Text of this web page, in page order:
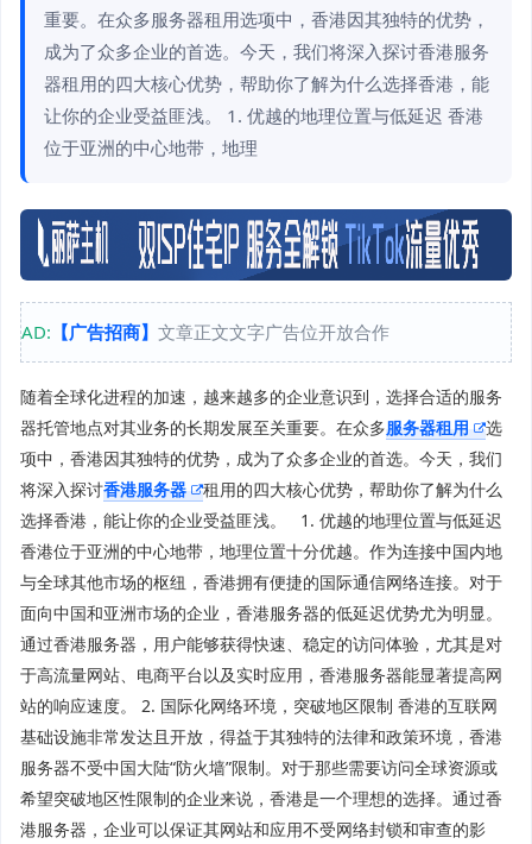
重要。在众多服务器租用选项中，香港因其独特的优势，
成为了众多企业的首选。今天，我们将深入探讨香港服务
器租用的四大核心优势，帮助你了解为什么选择香港，能
让你的企业受益匪浅。 1. 优越的地理位置与低延迟 香港
位于亚洲的中心地带，地理
AD: 【广告招商】 文章正文文字广告位开放合作
随着全球化进程的加速，越来越多的企业意识到，选择合适的服务
器托管地点对其业务的长期发展至关重要。在众多服务器租用
选
项中，香港因其独特的优势，成为了众多企业的首选。今天，我们
将深入探讨香港服务器
租用的四大核心优势，帮助你了解为什么
选择香港，能让你的企业受益匪浅。 1. 优越的地理位置与低延迟
香港位于亚洲的中心地带，地理位置十分优越。作为连接中国内地
与全球其他市场的枢纽，香港拥有便捷的国际通信网络连接。对于
面向中国和亚洲市场的企业，香港服务器的低延迟优势尤为明显。
通过香港服务器，用户能够获得快速、稳定的访问体验，尤其是对
于高流量网站、电商平台以及实时应用，香港服务器能显著提高网
站的响应速度。 2. 国际化网络环境，突破地区限制 香港的互联网
基础设施非常发达且开放，得益于其独特的法律和政策环境，香港
服务器不受中国大陆“防火墙”限制。对于那些需要访问全球资源或
希望突破地区性限制的企业来说，香港是一个理想的选择。通过香
港服务器，企业可以保证其网站和应用不受网络封锁和审查的影